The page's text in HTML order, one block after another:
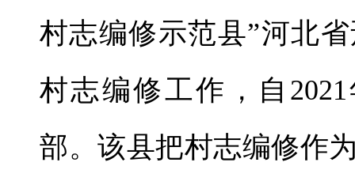
村志编修示范县”河北
村志编修工作，自
部。该县把村志编修作